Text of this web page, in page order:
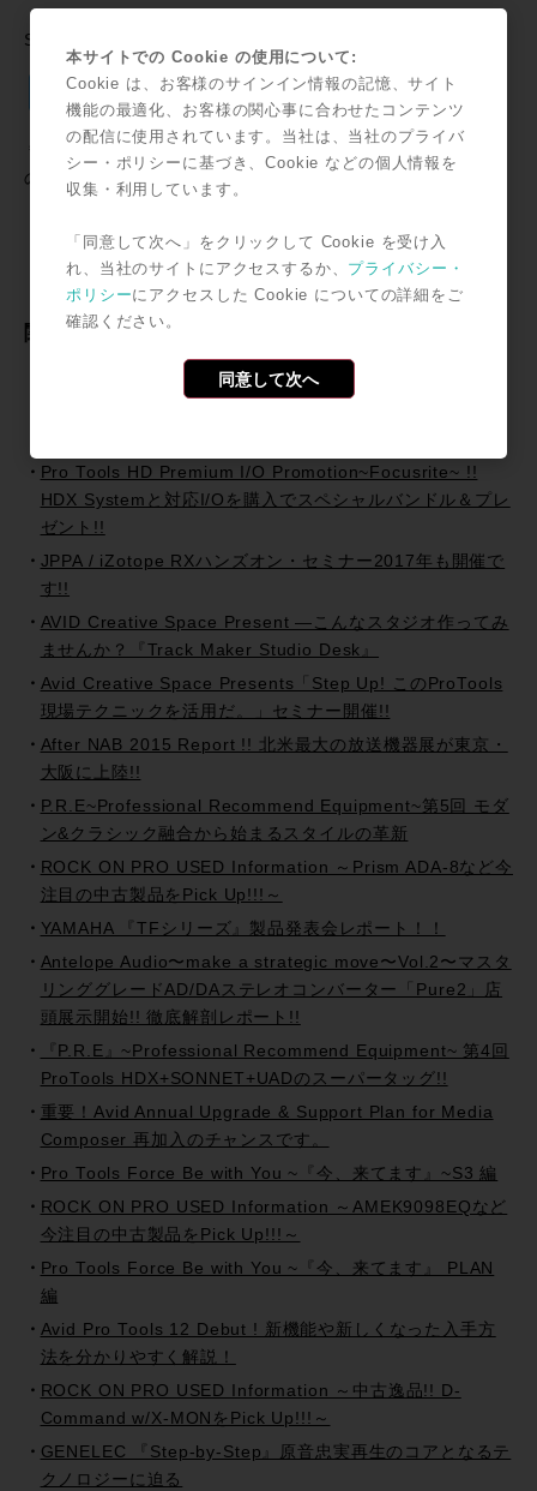
SNSで共有
Twitter
Facebook
LineEmail
共
有
＊記事中に掲載されている情報は2013年11月23日時点のも
のです。
関連記事
Pro Tools 2018.7 リリース！~Pro Tools Information
Pro Tools HD Premium I/O Promotion~Focusrite~ !!
HDX Systemと対応I/Oを購入でスペシャルバンドル＆プレ
ゼント!!
JPPA / iZotope RXハンズオン・セミナー2017年も開催で
す!!
AVID Creative Space Present —こんなスタジオ作ってみ
ませんか？『Track Maker Studio Desk』
Avid Creative Space Presents「Step Up! このProTools
現場テクニックを活用だ。」セミナー開催!!
After NAB 2015 Report !! 北米最大の放送機器展が東京・
大阪に上陸!!
P.R.E~Professional Recommend Equipment~第5回 モダ
ン&クラシック融合から始まるスタイルの革新
ROCK ON PRO USED Information ～Prism ADA-8など今
注目の中古製品をPick Up!!!～
YAMAHA 『TFシリーズ』製品発表会レポート！！
Antelope Audio〜make a strategic move〜Vol.2〜マスタ
リンググレードAD/DAステレオコンバーター「Pure2」店
頭展示開始!! 徹底解剖レポート!!
『P.R.E』~Professional Recommend Equipment~ 第4回
ProTools HDX+SONNET+UADのスーパータッグ!!
重要！Avid Annual Upgrade & Support Plan for Media
Composer 再加入のチャンスです。
Pro Tools Force Be with You ~『今、来てます』~S3 編
ROCK ON PRO USED Information ～AMEK9098EQなど
今注目の中古製品をPick Up!!!～
Pro Tools Force Be with You ~『今、来てます』 PLAN
編
Avid Pro Tools 12 Debut ! 新機能や新しくなった入手方
法を分かりやすく解説！
ROCK ON PRO USED Information ～中古逸品!! D-
Command w/X-MONをPick Up!!!～
GENELEC 『Step-by-Step』原音忠実再生のコアとなるテ
クノロジーに迫る
本サイトでの Cookie の使用について:
Cookie は、お客様のサインイン情報の記憶、サイト
機能の最適化、お客様の関心事に合わせたコンテンツ
の配信に使用されています。当社は、当社のプライバ
シー・ポリシーに基づき、Cookie などの個人情報を
収集・利用しています。
「同意して次へ」をクリックして Cookie を受け入
れ、当社のサイトにアクセスするか、 プライバシー・
ポリシーにアクセスした Cookie についての詳細をご
確認ください。
同意して次へ